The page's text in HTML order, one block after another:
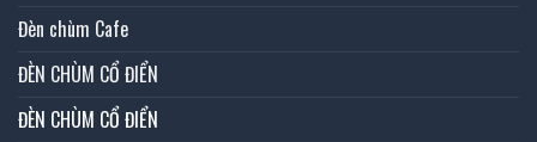
Đèn chùm Cafe
ĐÈN CHÙM CỔ ĐIỂN
ĐÈN CHÙM CỔ ĐIỂN